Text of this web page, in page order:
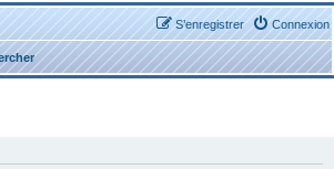
Connexion
S’enregistrer